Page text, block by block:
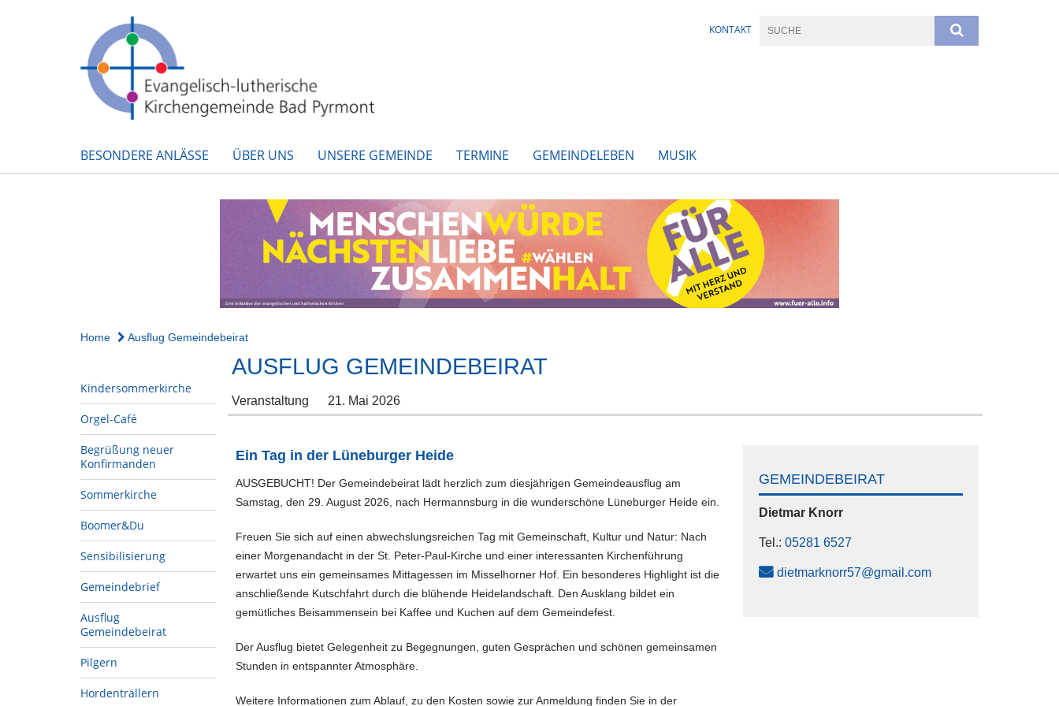
KONTAKT
BESONDERE ANLÄSSE ÜBER UNS UNSERE GEMEINDE TERMINE GEMEINDELEBEN MUSIK
Home Ausflug Gemeindebeirat
Kindersommerkirche
Orgel-Café
Begrüßung neuer
Konfirmanden
Sommerkirche
Boomer&Du
Sensibilisierung
Gemeindebrief
Ausflug
Gemeindebeirat
Pilgern
Hordenträllern
AUSFLUG GEMEINDEBEIRAT
Veranstaltung 21. Mai 2026
Ein Tag in der Lüneburger Heide
AUSGEBUCHT! Der Gemeindebeirat lädt herzlich zum diesjährigen Gemeindeausflug am
Samstag, den 29. August 2026, nach Hermannsburg in die wunderschöne Lüneburger Heide ein.
Freuen Sie sich auf einen abwechslungsreichen Tag mit Gemeinschaft, Kultur und Natur: Nach
einer Morgenandacht in der St. Peter-Paul-Kirche und einer interessanten Kirchenführung
erwartet uns ein gemeinsames Mittagessen im Misselhorner Hof. Ein besonderes Highlight ist die
anschließende Kutschfahrt durch die blühende Heidelandschaft. Den Ausklang bildet ein
gemütliches Beisammensein bei Kaffee und Kuchen auf dem Gemeindefest.
Der Ausflug bietet Gelegenheit zu Begegnungen, guten Gesprächen und schönen gemeinsamen
Stunden in entspannter Atmosphäre.
Weitere Informationen zum Ablauf, zu den Kosten sowie zur Anmeldung finden Sie in der
GEMEINDEBEIRAT
Dietmar Knorr
Tel.: 05281 6527
dietmarknorr57@gmail.com